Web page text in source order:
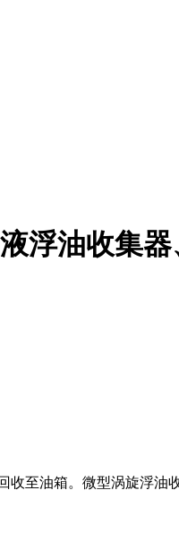
浮油收集
收至油箱。 微型涡旋浮油